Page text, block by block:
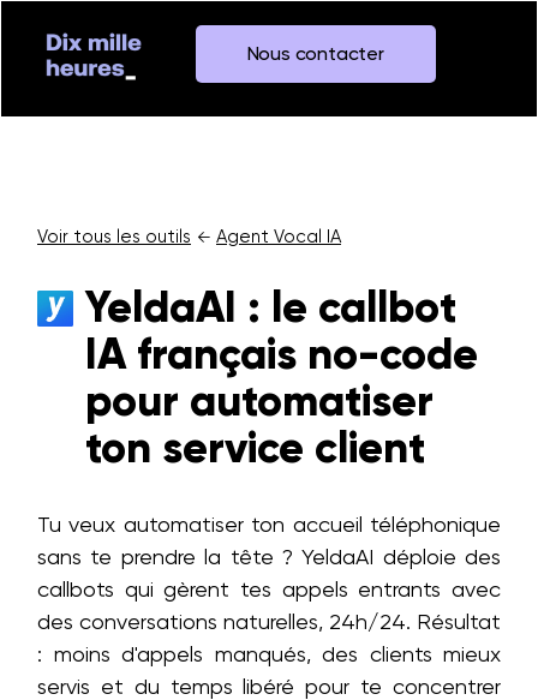
Nous contacter
Voir tous les outils ← Agent Vocal IA
YeldaAI : le callbot
IA français no-code
pour automatiser
ton service client
Tu veux automatiser ton accueil téléphonique
sans te prendre la tête ? YeldaAI déploie des
callbots qui gèrent tes appels entrants avec
des conversations naturelles, 24h/24. Résultat
: moins d'appels manqués, des clients mieux
servis et du temps libéré pour te concentrer